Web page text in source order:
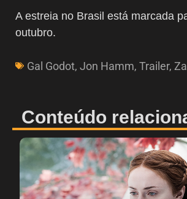
A estreia no Brasil está marcada
outubro.
Gal Godot, Jon Hamm, Trailer,
Conteúdo